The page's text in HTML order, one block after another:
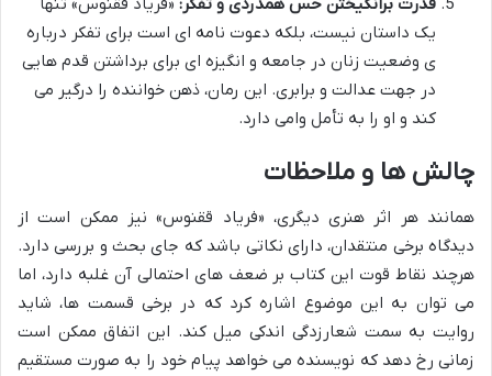
قدرت برانگیختن حس همدردی و تفکر: «فریاد ققنوس» تنها
یک داستان نیست، بلکه دعوت نامه ای است برای تفکر درباره
ی وضعیت زنان در جامعه و انگیزه ای برای برداشتن قدم هایی
در جهت عدالت و برابری. این رمان، ذهن خواننده را درگیر می
کند و او را به تأمل وامی دارد.
چالش ها و ملاحظات
همانند هر اثر هنری دیگری، «فریاد ققنوس» نیز ممکن است از
دیدگاه برخی منتقدان، دارای نکاتی باشد که جای بحث و بررسی دارد.
هرچند نقاط قوت این کتاب بر ضعف های احتمالی آن غلبه دارد، اما
می توان به این موضوع اشاره کرد که در برخی قسمت ها، شاید
روایت به سمت شعارزدگی اندکی میل کند. این اتفاق ممکن است
زمانی رخ دهد که نویسنده می خواهد پیام خود را به صورت مستقیم